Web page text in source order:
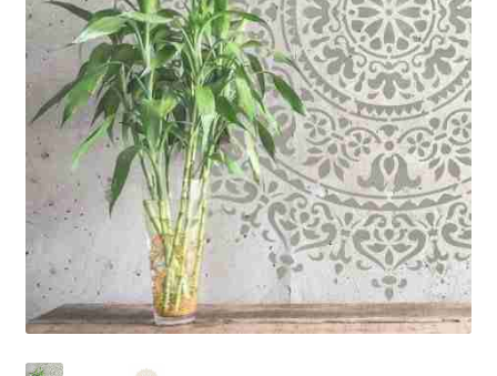
Blog / DIY / Tutorials
Over mij
Contact